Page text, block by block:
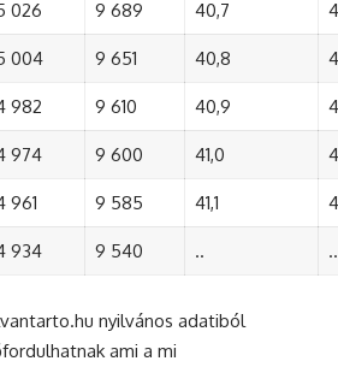
026 9 689 40,7
004 9 651 40,8
982 9 610 40,9
974 9 600 41,0
961 9 585 41,1
934 9 540 .. ..
nyilvános adatiból
ami a mi